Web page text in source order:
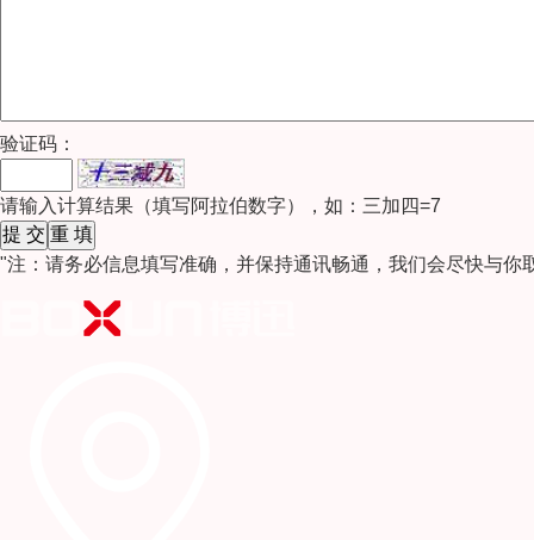
验证码：
请输入计算结果（填写阿拉伯数字），如：三加四=7
"注：请务必信息填写准确，并保持通讯畅通，我们会尽快与你